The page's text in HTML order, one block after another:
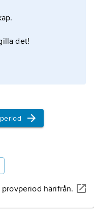
är centrum för
det!
provperiod härifrån.